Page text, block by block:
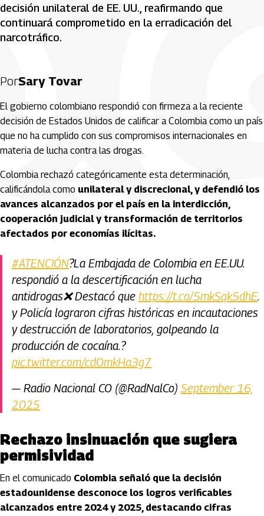
decisión unilateral de EE. UU., reafirmando que
continuará comprometido en la erradicación del
narcotráfico.
PorSary Tovar
El gobierno colombiano respondió con firmeza a la reciente
decisión de Estados Unidos de calificar a Colombia como un país
que no ha cumplido con sus compromisos internacionales en
materia de lucha contra las drogas.
Colombia rechazó categóricamente esta determinación,
calificándola como unilateral y discrecional, y defendió los
avances alcanzados por el país en la interdicción,
cooperación judicial y transformación de territorios
afectados por economías ilícitas.
#ATENCIÓN?La Embajada de Colombia en EE.UU.
respondió a la descertificación en lucha
antidrogas❌ Destacó que https://t.co/5mkSqk5dhE.
y Policía lograron cifras históricas en incautaciones
y destrucción de laboratorios, golpeando la
producción de cocaína.?
pic.twitter.com/cdOmkHa3g7
— Radio Nacional CO (@RadNalCo) September 16,
2025
Rechazo insinuación que sugiera
permisividad
En el comunicado Colombia señaló que la decisión
estadounidense desconoce los logros verificables
alcanzados entre 2024 y 2025, destacando cifras